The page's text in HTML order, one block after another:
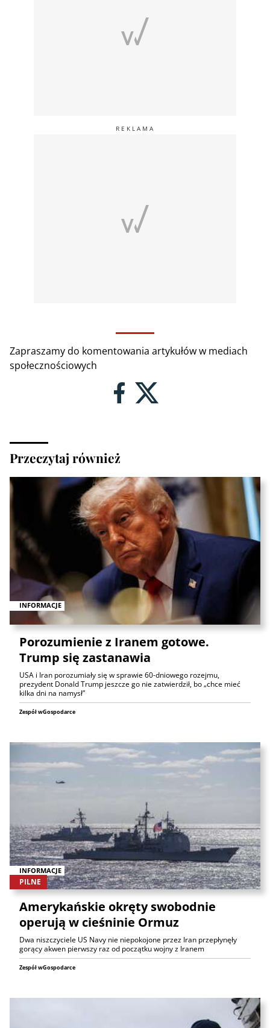
Zapraszamy do komentowania artykułów w mediach
społecznościowych
Przeczytaj również
INFORMACJE
Porozumienie z Iranem gotowe.
Trump się zastanawia
USA i Iran porozumiały się w sprawie 60-dniowego rozejmu,
prezydent Donald Trump jeszcze go nie zatwierdził, bo „chce mieć
kilka dni na namysł”
Zespół wGospodarce
INFORMACJE
PILNE
Amerykańskie okręty swobodnie
operują w cieśninie Ormuz
Dwa niszczyciele US Navy nie niepokojone przez Iran przepłynęły
gorący akwen pierwszy raz od początku wojny z Iranem
Zespół wGospodarce